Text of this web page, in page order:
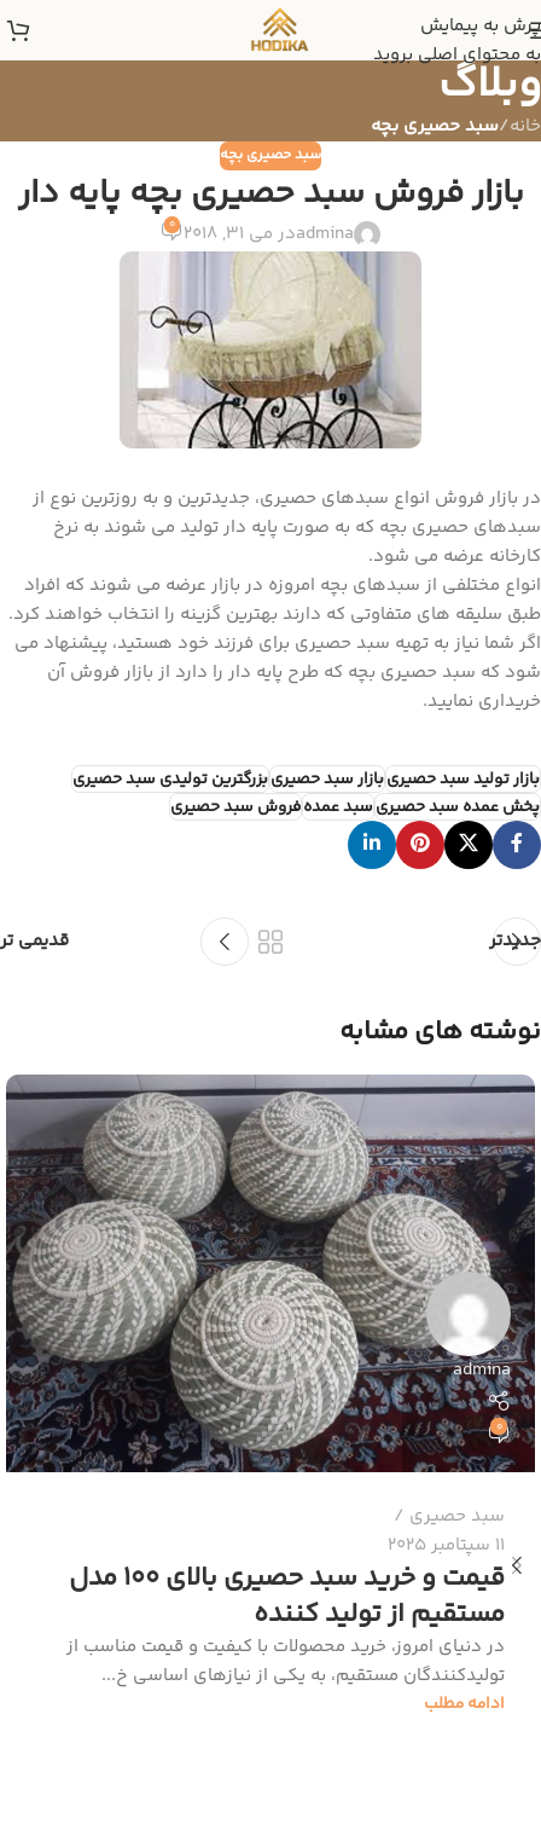
پرش به پیمایش
به محتوای اصلی بروید
وبلاگ
خانه/سبد حصیری بچه
سبد حصیری بچه
بازار فروش سبد حصیری بچه پایه دار
adminaدر می 31, 2018 0
در بازار فروش انواع سبدهای حصیری، جدیدترین و به روزترین نوع از
سبدهای حصیری بچه که به صورت پایه دار تولید می شوند به نرخ
کارخانه عرضه می شود.
انواع مختلفی از سبدهای بچه امروزه در بازار عرضه می شوند که افراد
طبق سلیقه های متفاوتی که دارند بهترین گزینه را انتخاب خواهند کرد.
اگر شما نیاز به تهیه سبد حصیری برای فرزند خود هستید، پیشنهاد می
شود که سبد حصیری بچه که طرح پایه دار را دارد از بازار فروش آن
خریداری نمایید.
بازار تولید سبد حصیریبازار سبد حصیریبزرگترین تولیدی سبد حصیری
پخش عمده سبد حصیریسبد عمدهفروش سبد حصیری
جدیدتر قدیمی تر
نوشته های مشابه
admina
0
سبد حصیری
11 سپتامبر 2025
قیمت و خرید سبد حصیری بالای 100 مدل
مستقیم از تولید کننده
در دنیای امروز، خرید محصولات با کیفیت و قیمت مناسب از
تولیدکنندگان مستقیم، به یکی از نیازهای اساسی خ...
ادامه مطلب